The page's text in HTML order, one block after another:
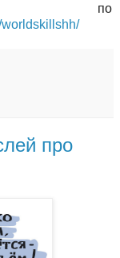
по
worldskillshh/
про